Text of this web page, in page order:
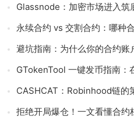
Glassnode：加密市场进入筑
永续合约 vs 交割合约：哪种合约
避坑指南：为什么你的合约账户每天都在偷
GTokenTool 一键发币指南：在 Solana
CASHCAT：Robinhood链的第一个爆
拒绝开局爆仓！一文看懂合约杠